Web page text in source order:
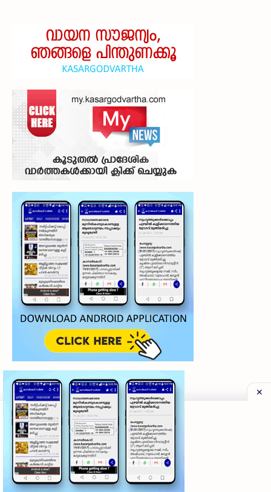
©2026‧My Kasaragod Vartha | LATEST KASARAGOD
Privacy Policy
Grievance Redressal